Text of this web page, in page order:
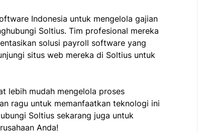
Indonesia untuk mengelola gajian
Soltius. Tim profesional mereka
solusi payroll software yang
situs web mereka di Soltius untuk
lebih mudah mengelola proses
ragu untuk memanfaatkan teknologi ini
Soltius sekarang juga untuk
Anda!